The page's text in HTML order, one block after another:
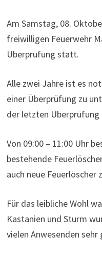
Am Samstag, 08.
freiwilligen Feuerwehr
Überprüfung statt.
Alle zwei Jahre ist es
einer Überprüfung zu
der letzten
Von 09:00 – 11:00 Uhr
bestehende
auch neue Feuerlöscher
Für das leibliche Wohl
Kastanien und Sturm
vielen Anwesenden